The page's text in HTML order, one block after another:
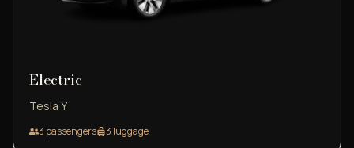
Electric
Tesla Y
3 passengers 3 luggage